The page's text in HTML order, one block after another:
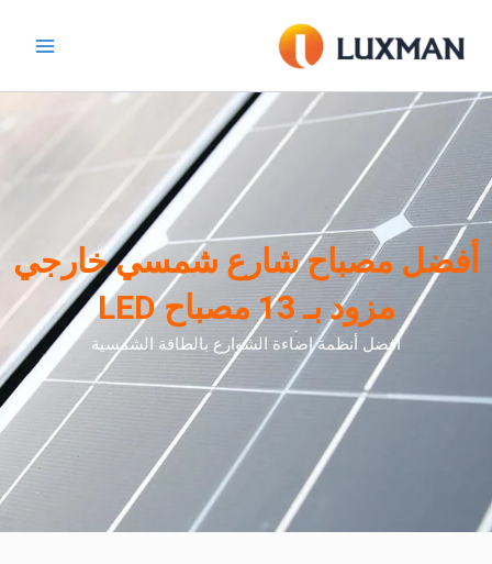
المحتوى
أفضل مصباح شارع شمسي خارجي
مزود بـ 13 مصباح LED
أفضل أنظمة إضاءة الشوارع بالطاقة الشمسية